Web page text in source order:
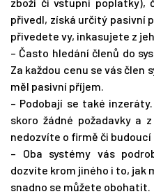
zboží či vstupní poplatky),
přivedl, získá určitý pasivní
přivedete vy, inkasujete z
– Často hledání členů do
Za každou cenu se vás člen
měl pasivní příjem.
– Podobají se také
skoro žádné požadavky a
nedozvíte o firmě či budoucí
– Oba systémy vás
dozvíte krom jiného i to, jak
snadno se můžete obohatit.